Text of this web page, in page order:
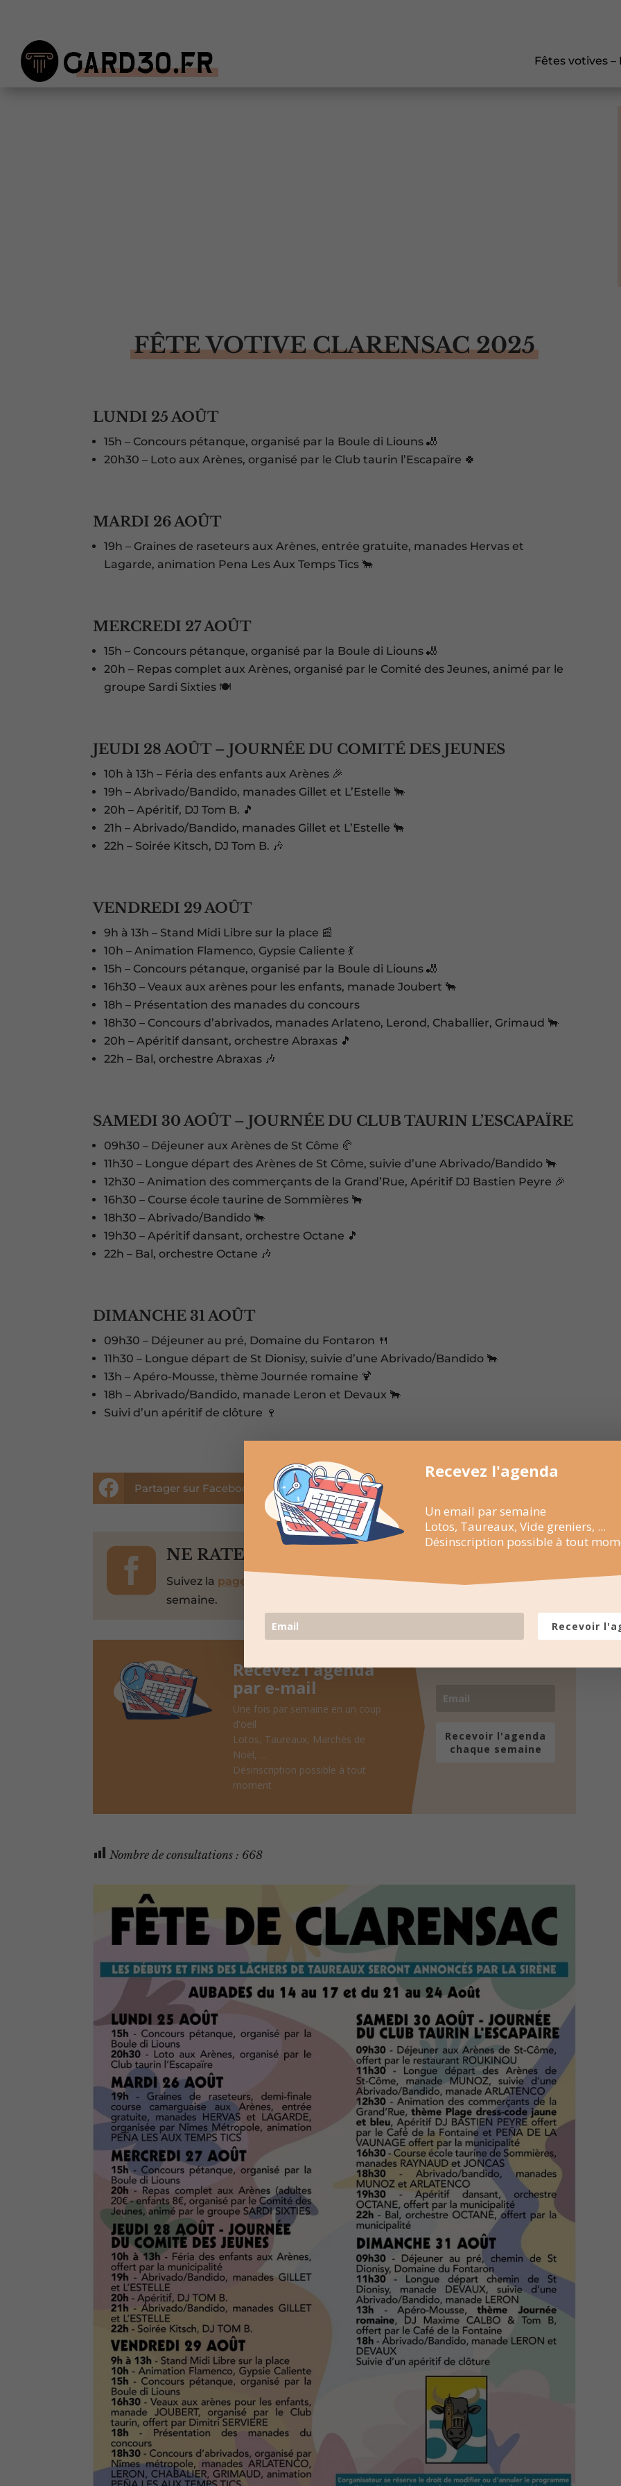
Fêtes votives –
FÊTE VOTIVE CLARENSAC 2025
LUNDI 25 AOÛT
15h – Concours pétanque, organisé par la Boule di Liouns 🎳
20h30 – Loto aux Arènes, organisé par le Club taurin l’Escapaïre 🍀
MARDI 26 AOÛT
19h – Graines de raseteurs aux Arènes, entrée gratuite, manades Hervas et
Lagarde, animation Pena Les Aux Temps Tics 🐂
MERCREDI 27 AOÛT
15h – Concours pétanque, organisé par la Boule di Liouns 🎳
20h – Repas complet aux Arènes, organisé par le Comité des Jeunes, animé par le
groupe Sardi Sixties 🍽️
JEUDI 28 AOÛT – JOURNÉE DU COMITÉ DES JEUNES
10h à 13h – Féria des enfants aux Arènes 🎉
19h – Abrivado/Bandido, manades Gillet et L’Estelle 🐂
20h – Apéritif, DJ Tom B. 🎵
21h – Abrivado/Bandido, manades Gillet et L’Estelle 🐂
22h – Soirée Kitsch, DJ Tom B. 🎶
VENDREDI 29 AOÛT
9h à 13h – Stand Midi Libre sur la place 📰
10h – Animation Flamenco, Gypsie Caliente 💃
15h – Concours pétanque, organisé par la Boule di Liouns 🎳
16h30 – Veaux aux arènes pour les enfants, manade Joubert 🐂
18h – Présentation des manades du concours
18h30 – Concours d’abrivados, manades Arlateno, Lerond, Chaballier, Grimaud 🐂
20h – Apéritif dansant, orchestre Abraxas 🎵
22h – Bal, orchestre Abraxas 🎶
SAMEDI 30 AOÛT – JOURNÉE DU CLUB TAURIN L’ESCAPAÏRE
09h30 – Déjeuner aux Arènes de St Côme 🥐
11h30 – Longue départ des Arènes de St Côme, suivie d’une Abrivado/Bandido 🐂
12h30 – Animation des commerçants de la Grand’Rue, Apéritif DJ Bastien Peyre 🎉
16h30 – Course école taurine de Sommières 🐂
18h30 – Abrivado/Bandido 🐂
19h30 – Apéritif dansant, orchestre Octane 🎵
22h – Bal, orchestre Octane 🎶
DIMANCHE 31 AOÛT
09h30 – Déjeuner au pré, Domaine du Fontaron 🍴
11h30 – Longue départ de St Dionisy, suivie d’une Abrivado/Bandido 🐂
13h – Apéro-Mousse, thème Journée romaine 🍹
18h – Abrivado/Bandido, manade Leron et Devaux 🐂
Suivi d’un apéritif de clôture 🍷
 Partager sur Facebook  Envoyer par E-mail
 NE RATEZ PAS LES PROCHAINES DATES
Suivez la page Facebook
pour recevoir un résumé une fois par
semaine.
Recevez l'agenda
par e-mail
Une fois par semaine en un coup
d'oeil
Lotos, Taureaux, Marchés de
Noël, ...
Désinscription possible à tout
moment
Recevoir l'agenda
chaque semaine
Nombre de consultations : 668
Recevez l'agenda
Un email par semaine
Lotos, Taureaux, Vide greniers, ...
Désinscription possible à tout
Recevoir